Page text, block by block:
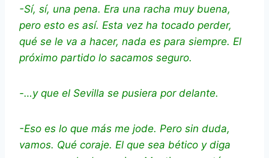
-Sí, sí, una pena. Era una racha muy buena,
pero esto es así. Esta vez ha tocado perder,
qué se le va a hacer, nada es para siempre. El
próximo partido lo sacamos seguro.
-…y que el Sevilla se pusiera por delante.
-Eso es lo que más me jode. Pero sin duda,
vamos. Qué coraje. El que sea bético y diga